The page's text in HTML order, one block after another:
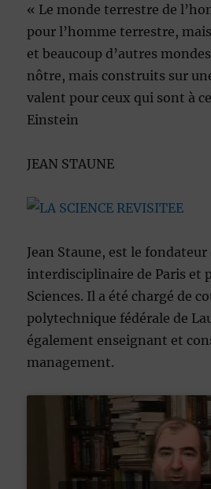
« Le monde terrestre de
pour l’homme terrestre,
et beaucoup d’autres
nôtre, mais construits sur
valent pour ceux qui sont à
Einstein
JEAN STAUNE
Jean Staune, est le
interdisciplinaire de Paris et
Sciences. Il a été chargé de
polytechnique fédérale de
également enseignant et
management.